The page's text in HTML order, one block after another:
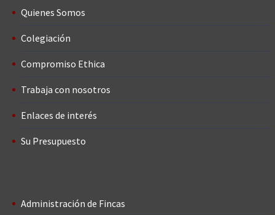
Quienes Somos
Colegiación
Compromiso Ethica
Trabaja con nosotros
Enlaces de interés
Su Presupuesto
Administración de Fincas